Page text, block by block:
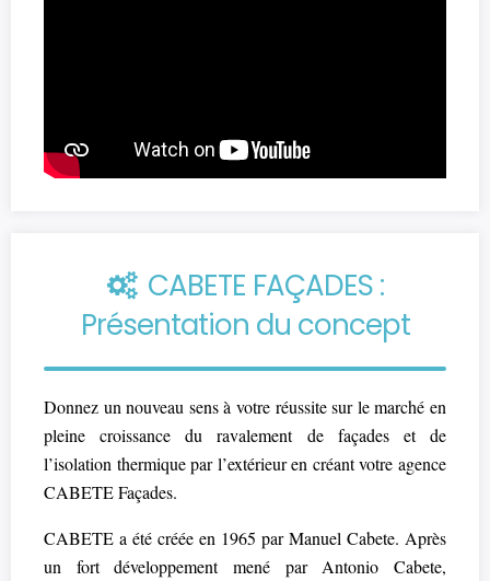
CABETE FAÇADES :
Présentation du concept
Donnez un nouveau sens à votre réussite sur le marché en
pleine croissance du ravalement de façades et de
l’isolation thermique par l’extérieur en créant votre agence
CABETE Façades.
CABETE a été créée en 1965 par Manuel Cabete. Après
un fort développement mené par Antonio Cabete,